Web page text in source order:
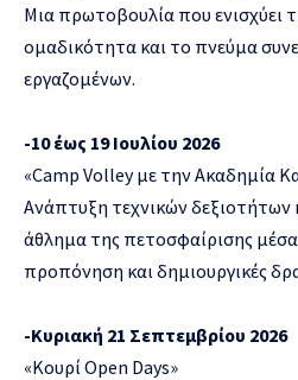
Μια πρωτοβουλία που ενισχύει
ομαδικότητα και το πνεύμα
εργαζομένων.
-10 έως 19 Ιουλίου 2026
«Camp Volley με την Ακαδημία
Ανάπτυξη τεχνικών δεξιοτήτων
άθλημα της πετοσφαίρισης
προπόνηση και δημιουργικές
-Κυριακή 21 Σεπτεμβρίου 2026
«Κουρί Open Days»